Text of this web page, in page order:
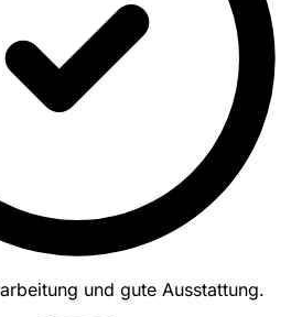
und gute Ausstattung.